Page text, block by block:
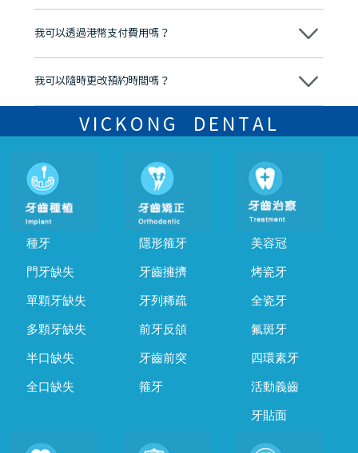
不會，治療前我們會詳細說明治療方案及對應的價錢，顧客同意並簽字
我可以透過港幣支付費用嗎？
可以。維港口腔會按照當日匯率轉算收取費用，而匯率會及時告知客人
我可以隨時更改預約時間嗎？
可以，請盡早通過wechat或whatsapp聯絡我們，告知我們你原本預約
的時間及資料，並且重新預約的日期及時段
VICKONG DENTAL
種牙
門牙缺失
單顆牙缺失
多顆牙缺失
半口缺失
全口缺失
隱形箍牙
牙齒擁擠
牙列稀疏
前牙反頜
牙齒前突
箍牙
美容冠
烤瓷牙
全瓷牙
氟斑牙
四環素牙
活動義齒
牙貼面